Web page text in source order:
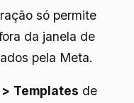
só permite
da janela de
pela Meta.
Templates de